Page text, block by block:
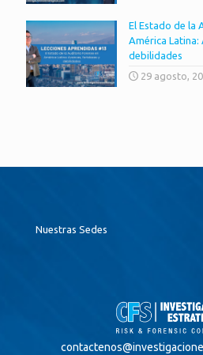
El Estado de la
América Latina:
debilidades
29 agosto,
Nuestras Sedes
contactenos@